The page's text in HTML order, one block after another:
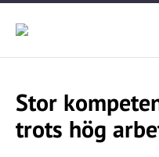
Stor
trots hög